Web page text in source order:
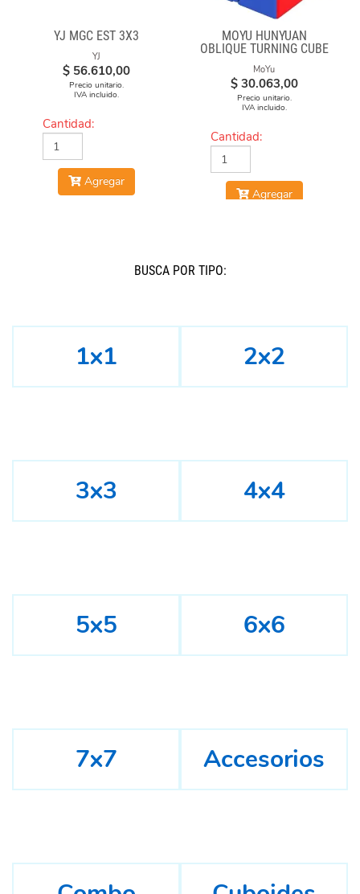
YJ MGC EST 3X3
YJ
$ 56.610,00
Precio unitario.
IVA incluido.
Cantidad:
Agregar
MOYU HUNYUAN
OBLIQUE TURNING CUBE
1 MIXUP SKEWB
MoYu
$ 30.063,00
Precio unitario.
IVA incluido.
Cantidad:
Agregar
BUSCÁ POR TIPO:
1x1 2x2
3x3 4x4
5x5 6x6
7x7 Accesorios